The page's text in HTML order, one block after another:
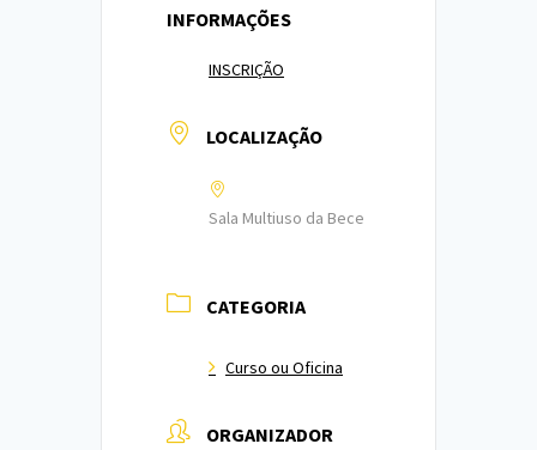
INFORMAÇÕES
INSCRIÇÃO
LOCALIZAÇÃO
Sala Multiuso da Bece
CATEGORIA
Curso ou Oficina
ORGANIZADOR